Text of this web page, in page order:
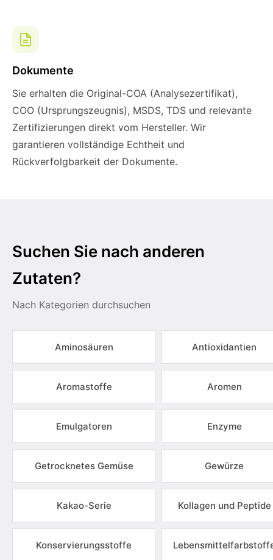
Dokumente
Sie erhalten die Original-COA (Analysezertifikat),
COO (Ursprungszeugnis), MSDS, TDS und relevante
Zertifizierungen direkt vom Hersteller. Wir
garantieren vollständige Echtheit und
Rückverfolgbarkeit der Dokumente.
Suchen Sie nach anderen
Zutaten?
Nach Kategorien durchsuchen
Aminosäuren Antioxidantien
Aromastoffe Aromen
Emulgatoren Enzyme
Getrocknetes Gemüse Gewürze
Kakao-Serie Kollagen und Peptide
Konservierungsstoffe